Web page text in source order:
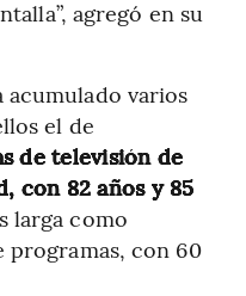
agregó en su
acumulado varios
el de
de televisión de
con 82 años y 85
larga como
con 60